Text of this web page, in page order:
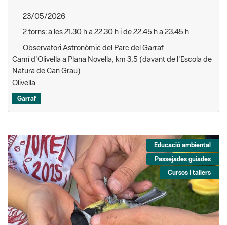
23/05/2026
2 torns: a les 21.30 h a 22.30 h i de 22.45 h a 23.45 h
Observatori Astronòmic del Parc del Garraf
Camí d'Olivella a Plana Novella, km 3,5 (davant de l'Escola de
Natura de Can Grau)
Olivella
Garraf
Educació ambiental
Passejades guiades
Cursos i tallers